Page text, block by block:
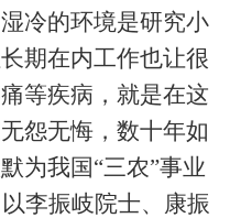
冷的环境是研究小
期在内工作也让很
等疾病，就是在这
怨无悔，数十年如
为我国“三农”事业
李振岐院士、康振